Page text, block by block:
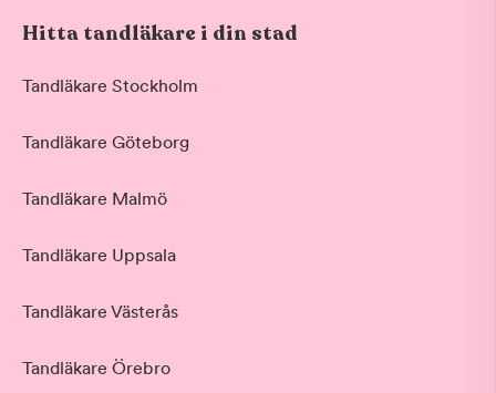
Hitta tandläkare i din stad
Tandläkare Stockholm
Tandläkare Göteborg
Tandläkare Malmö
Tandläkare Uppsala
Tandläkare Västerås
Tandläkare Örebro